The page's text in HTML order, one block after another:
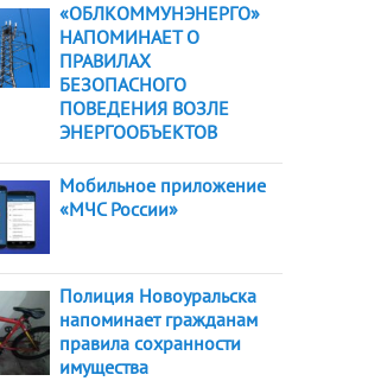
«ОБЛКОММУНЭНЕРГО»
НАПОМИНАЕТ О
ПРАВИЛАХ
БЕЗОПАСНОГО
ПОВЕДЕНИЯ ВОЗЛЕ
ЭНЕРГООБЪЕКТОВ
Мобильное приложение
«МЧС России»
Полиция Новоуральска
напоминает гражданам
правила сохранности
имущества